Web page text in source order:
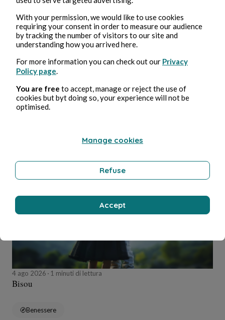
4 ago 2026minuti di lettura
Clitoris
Bernard Ducosson
4 ago 2026 1 minuti di lettura
Bisou
Benessere
With your permission, we would like to use cookies
requiring your consent in order to measure our audience
by tracking the number of visitors to our site and
understanding how you arrived here.
For more information you can check out our Privacy
Policy page
You are free to accept, manage or reject the use of
cookies but byt doing so, your experience will not be
optimised.
Manage cookies
Refuse
Accept